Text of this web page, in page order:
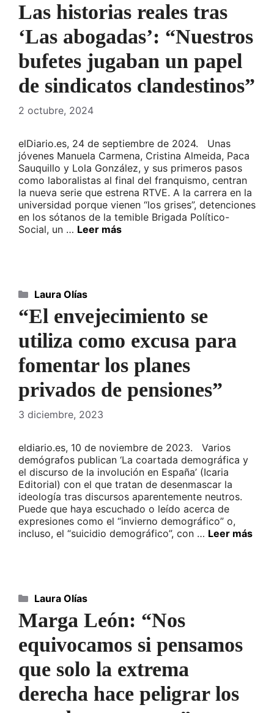
Las historias reales tras
‘Las abogadas’: “Nuestros
bufetes jugaban un papel
de sindicatos clandestinos”
2 octubre, 2024
elDiario.es, 24 de septiembre de 2024. Unas
jóvenes Manuela Carmena, Cristina Almeida, Paca
Sauquillo y Lola González, y sus primeros pasos
como laboralistas al final del franquismo, centran
la nueva serie que estrena RTVE. A la carrera en la
universidad porque vienen “los grises”, detenciones
en los sótanos de la temible Brigada Político-
Social, un … Leer más
“El envejecimiento se
utiliza como excusa para
fomentar los planes
privados de pensiones”
3 diciembre, 2023
eldiario.es, 10 de noviembre de 2023. Varios
demógrafos publican ‘La coartada demográfica y
el discurso de la involución en España’ (Icaria
Editorial) con el que tratan de desenmascar la
ideología tras discursos aparentemente neutros.
Puede que haya escuchado o leído acerca de
expresiones como el “invierno demográfico” o,
incluso, el “suicidio demográfico”, con … Leer más
Categorías
Laura Olías
Marga León: “Nos
equivocamos si pensamos
que solo la extrema
derecha hace peligrar los
Categorías
Laura Olías